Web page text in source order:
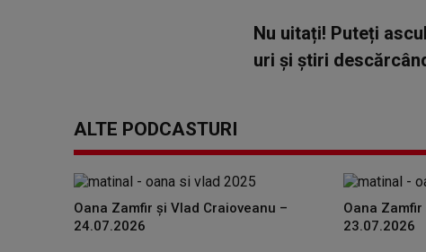
Nu uitați! Puteți
uri și știri
ALTE PODCASTURI
Oana Zamfir și Vlad Craioveanu –
24.07.2026
Oana
23.07.2026